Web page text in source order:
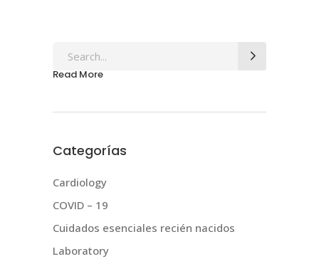
Search
for:
Read More
Categorías
Cardiology
COVID – 19
Cuidados esenciales recién nacidos
Laboratory